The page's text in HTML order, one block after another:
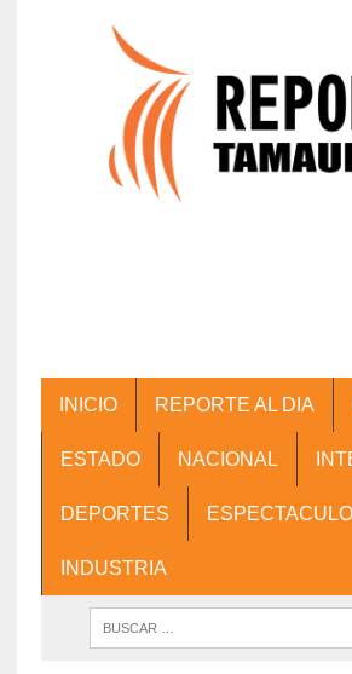
INICIO REPORTE AL DIA
ESTADO NACIONAL
DEPORTES
INDUSTRIA